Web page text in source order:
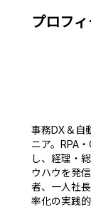
プロフ
事務DX＆自
ニア。RPA
し、経理・
ウハウを発
者、一人社
率化の実践